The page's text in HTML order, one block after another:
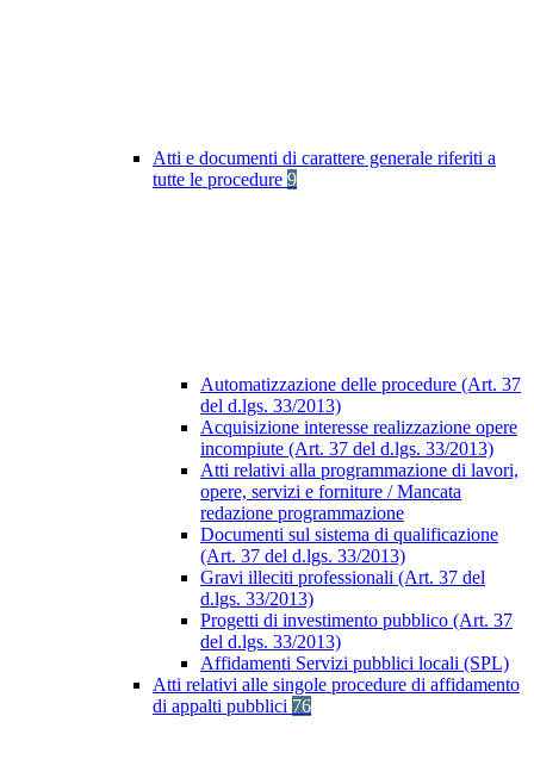
Atti e documenti di carattere generale riferiti a
tutte le procedure 9
Automatizzazione delle procedure (Art. 37
del d.lgs. 33/2013)
Acquisizione interesse realizzazione opere
incompiute (Art. 37 del d.lgs. 33/2013)
Atti relativi alla programmazione di lavori,
opere, servizi e forniture / Mancata
redazione programmazione
Documenti sul sistema di qualificazione
(Art. 37 del d.lgs. 33/2013)
Gravi illeciti professionali (Art. 37 del
d.lgs. 33/2013)
Progetti di investimento pubblico (Art. 37
del d.lgs. 33/2013)
Affidamenti Servizi pubblici locali (SPL)
Atti relativi alle singole procedure di affidamento
di appalti pubblici 76